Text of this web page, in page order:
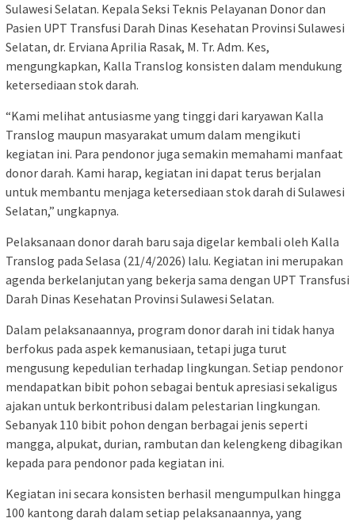
Sulawesi Selatan. Kepala Seksi Teknis Pelayanan Donor dan
Pasien UPT Transfusi Darah Dinas Kesehatan Provinsi Sulawesi
Selatan, dr. Erviana Aprilia Rasak, M. Tr. Adm. Kes,
mengungkapkan, Kalla Translog konsisten dalam mendukung
ketersediaan stok darah.
“Kami melihat antusiasme yang tinggi dari karyawan Kalla
Translog maupun masyarakat umum dalam mengikuti
kegiatan ini. Para pendonor juga semakin memahami manfaat
donor darah. Kami harap, kegiatan ini dapat terus berjalan
untuk membantu menjaga ketersediaan stok darah di Sulawesi
Selatan,” ungkapnya.
Pelaksanaan donor darah baru saja digelar kembali oleh Kalla
Translog pada Selasa (21/4/2026) lalu. Kegiatan ini merupakan
agenda berkelanjutan yang bekerja sama dengan UPT Transfusi
Darah Dinas Kesehatan Provinsi Sulawesi Selatan.
Dalam pelaksanaannya, program donor darah ini tidak hanya
berfokus pada aspek kemanusiaan, tetapi juga turut
mengusung kepedulian terhadap lingkungan. Setiap pendonor
mendapatkan bibit pohon sebagai bentuk apresiasi sekaligus
ajakan untuk berkontribusi dalam pelestarian lingkungan.
Sebanyak 110 bibit pohon dengan berbagai jenis seperti
mangga, alpukat, durian, rambutan dan kelengkeng dibagikan
kepada para pendonor pada kegiatan ini.
Kegiatan ini secara konsisten berhasil mengumpulkan hingga
100 kantong darah dalam setiap pelaksanaannya, yang